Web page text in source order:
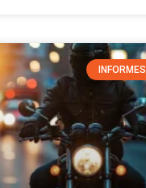
INFORMES